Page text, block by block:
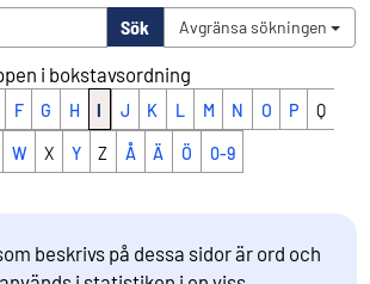
Sök Avgränsa sökningen
i bokstavsordning
F G H I J K L M N O P Q
W X Y Z Å Ä Ö 0-9
beskrivs på dessa sidor är ord och